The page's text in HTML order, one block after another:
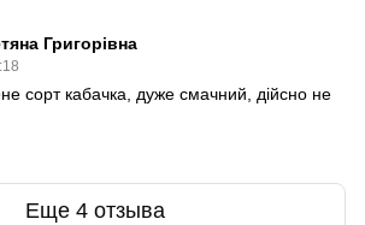
Григорівна
сорт кабачка, дуже смачний, дійсно не
Еще 4 отзыва